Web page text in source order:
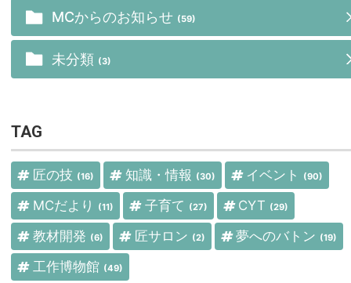
MCからのお知らせ (59)
未分類 (3)
TAG
匠の技 (16) 知識・情報 (30) イベント (90)
MCだより (11) 子育て (27) CYT (29)
教材開発 (6) 匠サロン (2) 夢へのバトン (19)
工作博物館 (49)